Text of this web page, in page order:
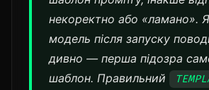
некоректно або «ламано».
модель після запуску
дивно — перша підозра
шаблон. Правильний